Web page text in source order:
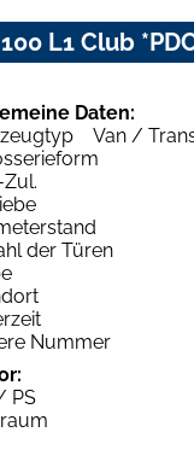
L1 Club
Daten:
Van /
der Türen
Nummer
PS